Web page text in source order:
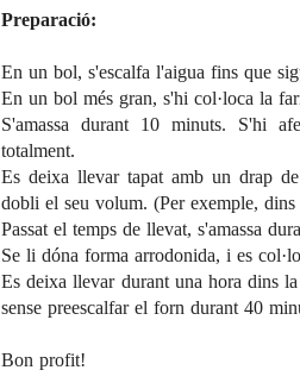
Preparació:
En un bol, s'escalfa l'aigua fins que
En un bol més gran, s'hi col·loca la
S'amassa durant 10 minuts. S'hi
totalment.
Es deixa llevar tapat amb un drap
dobli el seu volum. (Per exemple,
Passat el temps de llevat, s'amassa
Se li dóna forma arrodonida, i es
Es deixa llevar durant una hora dins
sense preescalfar el forn durant 40
Bon profit!